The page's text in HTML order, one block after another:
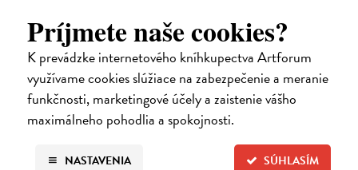
Príjmete naše cookies?
K prevádzke internetového kníhkupectva Artforum
využívame cookies slúžiace na zabezpečenie a meranie
funkčnosti, marketingové účely a zaistenie vášho
maximálneho pohodlia a spokojnosti.
SÚHLASÍM
NASTAVENIA
3,33 €
3,50 € ?